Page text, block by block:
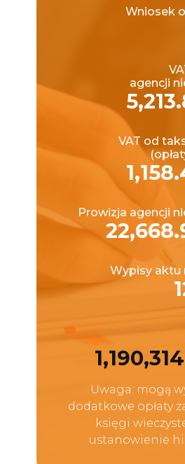
Wniosek
agencji
VAT od
Prowizja agencji
Wypisy aktu
Uwaga: mogą
dodatkowe opłaty
księgi
ustanowienie